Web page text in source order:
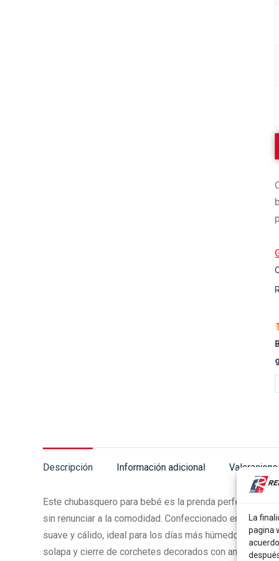
La
pagina
Descripción Información adicional
Este chubasquero para bebé es la prenda perfecta
sin renunciar a la comodidad. Confeccionado en tejido
suave y cálido, ideal para los días más húmedos y
solapa y cierre de corchetes decorados con anclas, un